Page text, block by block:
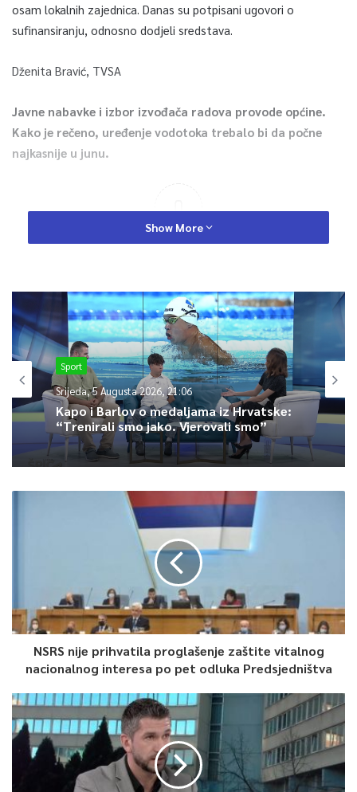
osam lokalnih zajednica. Danas su potpisani ugovori o
sufinansiranju, odnosno dodjeli sredstava.
Dženita Bravić, TVSA
Javne nabavke i izbor izvođača radova provode općine.
Kako je rečeno, uređenje vodotoka trebalo bi da počne
najkasnije u junu.
0
Article Rating
Show More
Sport
Srijeda, 5 Augusta 2026, 21:06
Kapo i Barlov o medaljama iz Hrvatske:
“Trenirali smo jako. Vjerovali smo”
NSRS nije prihvatila proglašenje zaštite vitalnog
nacionalnog interesa po pet odluka Predsjedništva